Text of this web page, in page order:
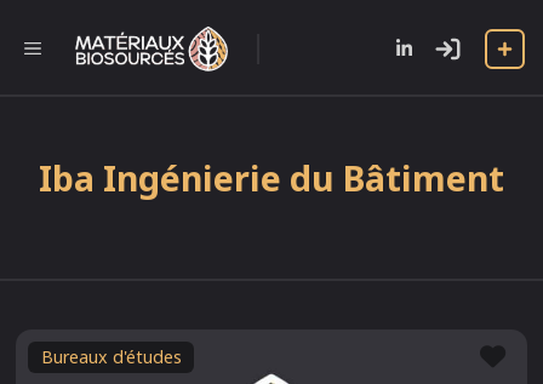
contenu
MENU
Iba Ingénierie du Bâtiment
Bureaux d'études